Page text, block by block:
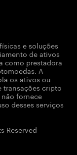
e soluções
de ativos
como prestadora
A
os ativos ou
transações cripto
fornece
desses serviços